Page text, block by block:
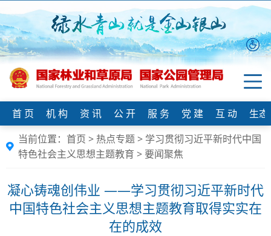
首 页 机 构 资 讯 公 开 服 务 党 建 互 动
生
当前位置： 首页 > 热点专题> 学习贯彻习近平新时代中国
特色社会主义思想主题教育 > 要闻聚焦
凝心铸魂创伟业 ——学习贯彻习近平新时代
中国特色社会主义思想主题教育取得实实在
在的成效